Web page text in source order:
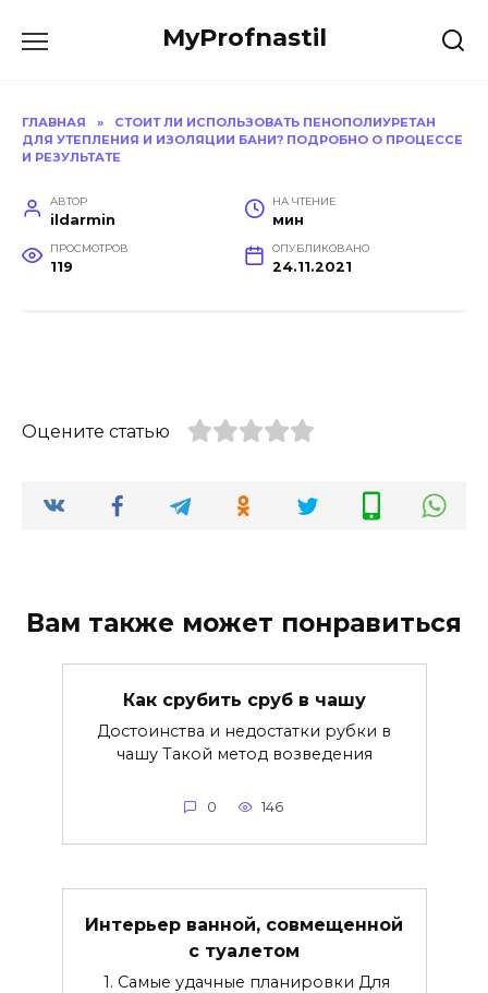
MyProfnastil
ГЛАВНАЯ »
СТОИТ ЛИ ИСПОЛЬЗОВАТЬ ПЕНОПОЛИУРЕТАН
ДЛЯ УТЕПЛЕНИЯ И ИЗОЛЯЦИИ БАНИ? ПОДРОБНО О ПРОЦЕССЕ
И РЕЗУЛЬТАТЕ
АВТОР
ildarmin
НА ЧТЕНИЕ
мин
ПРОСМОТРОВ
119
ОПУБЛИКОВАНО
24.11.2021
Оцените статью
Вам также может понравиться
Как срубить сруб в чашу
Достоинства и недостатки рубки в
чашу Такой метод возведения
0 146
Интерьер ванной, совмещенной
с туалетом
1. Самые удачные планировки Для